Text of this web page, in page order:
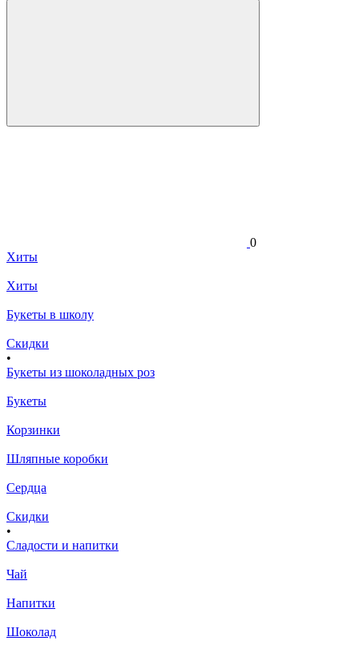
0
Хиты
Хиты
Букеты в школу
Скидки
•
Букеты из шоколадных роз
Букеты
Корзинки
Шляпные коробки
Сердца
Скидки
•
Сладости и напитки
Чай
Напитки
Шоколад